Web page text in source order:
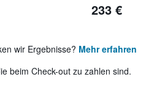
233 €
wir Ergebnisse? Mehr erfahren
beim Check-out zu zahlen sind.